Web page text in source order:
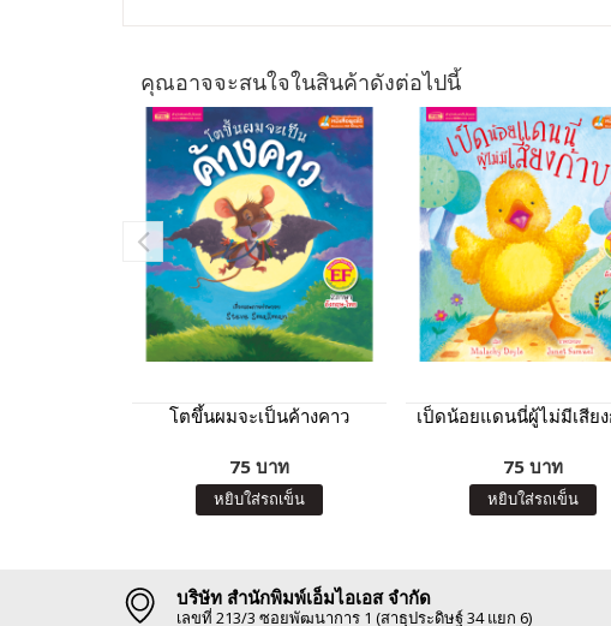
คุณอาจจะสนใจในสินค้าดังต่อไปนี้
โตขึ้นผมจะเป็นค้างคาว
75 บาท
หยิบใส่รถเข็น
เป็ดน้อยแดนนี่ผู้ไม่มีเสีย
75 บาท
หยิบใส่รถเข็น
บริษัท สำนักพิมพ์เอ็มไอเอส จำกัด
เลขที่ 213/3 ซอยพัฒนาการ 1 (สาธุประดิษฐ์ 34 แยก 6)